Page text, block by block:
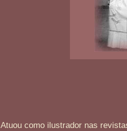
Atuou como ilustrador nas